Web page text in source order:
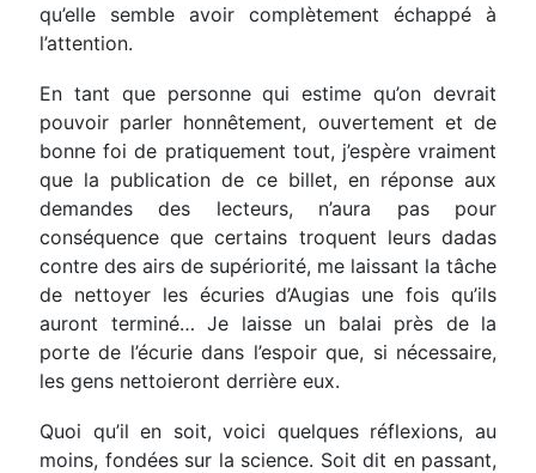
qu’elle semble avoir complètement échappé à
l’attention.
En tant que personne qui estime qu’on devrait
pouvoir parler honnêtement, ouvertement et de
bonne foi de pratiquement tout, j’espère vraiment
que la publication de ce billet, en réponse aux
demandes des lecteurs, n’aura pas pour
conséquence que certains troquent leurs dadas
contre des airs de supériorité, me laissant la tâche
de nettoyer les écuries d’Augias une fois qu’ils
auront terminé… Je laisse un balai près de la
porte de l’écurie dans l’espoir que, si nécessaire,
les gens nettoieront derrière eux.
Quoi qu’il en soit, voici quelques réflexions, au
moins, fondées sur la science. Soit dit en passant,